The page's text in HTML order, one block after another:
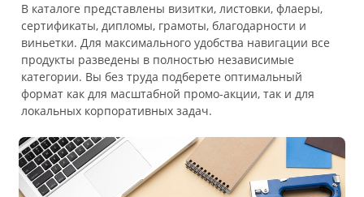
В каталоге представлены визитки, листовки, флаеры,
сертификаты, дипломы, грамоты, благодарности и
виньетки. Для максимального удобства навигации все
продукты разведены в полностью независимые
категории. Вы без труда подберете оптимальный
формат как для масштабной промо-акции, так и для
локальных корпоративных задач.